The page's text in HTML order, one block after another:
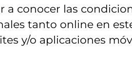
conocer las
tanto online en
y/o aplicaciones